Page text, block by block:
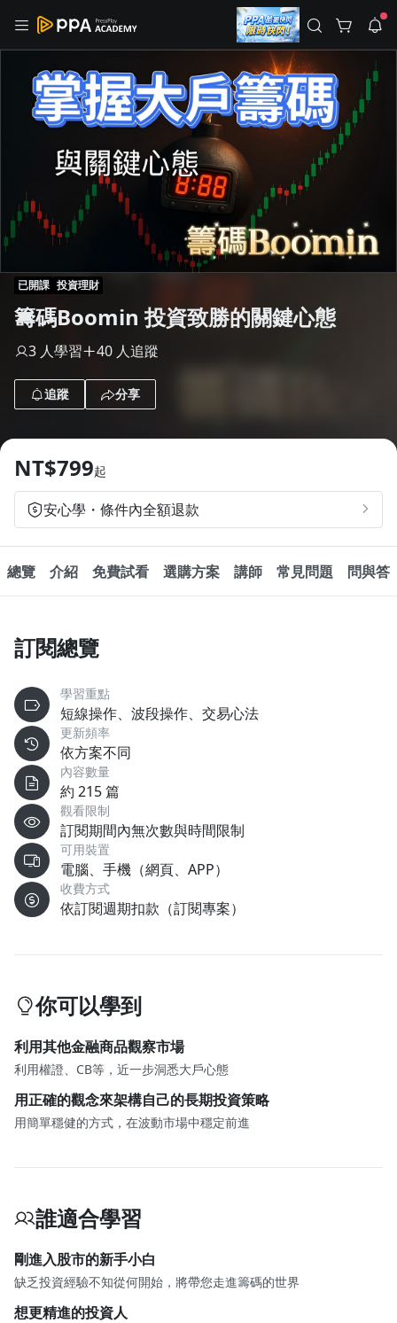
註冊領取 上千元優惠券！
登入/註冊
公告
🌞 PPA 避暑津貼．冷氣房升級｜期間快閃活動
🥵 酷暑限時快閃｜單筆滿 NT$2,500 現折 NT$300、再贈最高
2% 點數回饋！🚀 酷暑來襲．偷偷在冷氣房升級 📈⭐️ 【冷氣房
進修 限時開跑】◾單筆滿 NT$2,500 現折 NT$300◾活動期間：
即日起 - 8/13（只有一週）-📣 酷暑季好康 \ 再加碼 /→ 點數回饋
無上限🔥購買任一課程 or 訂閱✅ 消費即享回饋 1% 點數✅ 滿
$5,000 回饋 2% 點數🎁 此為 PPA 官方帳號 Line@ 專屬活動，加
入好友👉 享有「渠道專屬活動」及「個人化推播」！
查看全部
已開課 投資理財
籌碼Boomin 投資致勝的關鍵心態
3 人學習 40 人追蹤
追蹤 分享
NT$799起
安心學・條件內全額退款
總覽 介紹 免費試看 選購方案 講師 常見問題 問與答
訂閱總覽
學習重點
短線操作、波段操作、交易心法
更新頻率
依方案不同
內容數量
約 215 篇
觀看限制
訂閱期間內無次數與時間限制
可用裝置
電腦、手機（網頁、APP）
收費方式
依訂閱週期扣款（訂閱專案）
你可以學到
利用其他金融商品觀察市場
利用權證、CB等，近一步洞悉大戶心態
用正確的觀念來架構自己的長期投資策略
用簡單穩健的方式，在波動市場中穩定前進
誰適合學習
剛進入股市的新手小白
缺乏投資經驗不知從何開始，將帶您走進籌碼的世界
想更精進的投資人
沒有描述
--:-- --:--
1.0x
播放速度
2.0x
1.75x
1.5x
1.25x
追蹤列表 播放清單
沒有播放清單
去逛逛
返回播放器
清除全部